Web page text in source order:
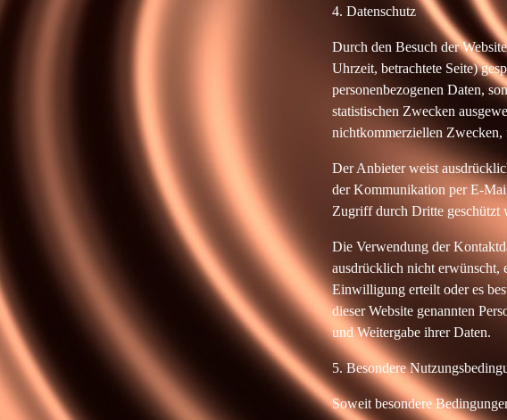
4. Datenschutz
Durch den Besuch der
Uhrzeit, betrachtete Seite)
personenbezogenen Daten,
statistischen Zwecken
nichtkommerziellen Zwecken,
Der Anbieter weist
der Kommunikation per E-
Zugriff durch Dritte geschützt
Die Verwendung der
ausdrücklich nicht erwünscht,
Einwilligung erteilt oder es
dieser Website genannten
und Weitergabe ihrer Daten.
5. Besondere
Soweit besondere